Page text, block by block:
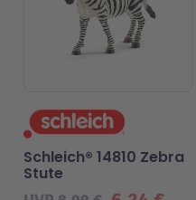
Schleich® 14810 Zebra
Stute